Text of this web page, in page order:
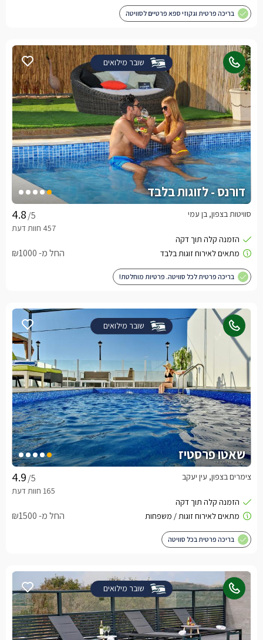
בריכה פרטית וגקוזי ספא פרטיים לסוויטה
שובר מילואים
דורנס - לזוגות בלבד
/5 סוויטות בצפון, בן עמי
החל מ- ₪1000
בריכה פרטית לכל סוויטה. פרטיות מוחלטת!
שובר מילואים
שאטו פרסטיז
/5 צימרים בצפון, עין יעקב
החל מ- ₪1500
בריכה פרטית בכל סוויטה
שובר מילואים